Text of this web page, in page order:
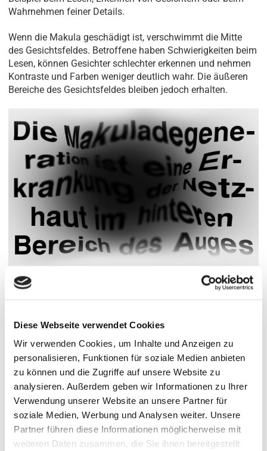
Diese Webseite verwendet Cookies
Wir verwenden Cookies, um Inhalte und Anzeigen zu
personalisieren, Funktionen für soziale Medien anbieten
zu können und die Zugriffe auf unsere Website zu
analysieren. Außerdem geben wir Informationen zu Ihrer
Verwendung unserer Website an unsere Partner für
soziale Medien, Werbung und Analysen weiter. Unsere
Partner führen diese Informationen möglicherweise mit
weiteren Daten zusammen, die Sie ihnen bereitgestellt
Wahrnehmen feiner Details.
Wenn die Makula geschädigt ist, verschwimmt die Mitte
des Gesichtsfeldes. Betroffene haben Schwierigkeiten beim
Lesen, können Gesichter schlechter erkennen und nehmen
Kontraste und Farben weniger deutlich wahr. Die äußeren
Bereiche des Gesichtsfeldes bleiben jedoch erhalten.
Das bedeutet: Man kann Gegenstände weiterhin sehen und
ablesen. Viele Betroffene lernen im Alltag, bewusst
„daneben zu schauen“, um die noch gut funktionierenden
Bereiche der Netzhaut zu nutzen. Mit etwas Übung lässt
sich so oft ein neuer Fixierpunkt entwickeln.
Wichtig zu wissen:
Die altersabhängige Makuladegeneration führt in der Regel
nicht zur vollständigen Erblindung. Die räumliche
Orientierung bleibt erhalten, und auch das Sehen bei
Dunkelheit ist meist nicht betroffen.